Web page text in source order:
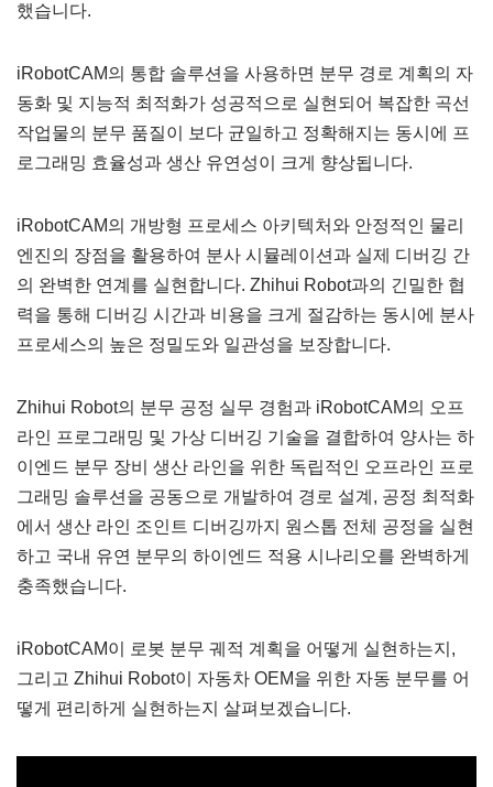
했습니다.
iRobotCAM의 통합 솔루션을 사용하면 분무 경로 계획의 자
동화 및 지능적 최적화가 성공적으로 실현되어 복잡한 곡선
작업물의 분무 품질이 보다 균일하고 정확해지는 동시에 프
로그래밍 효율성과 생산 유연성이 크게 향상됩니다.
iRobotCAM의 개방형 프로세스 아키텍처와 안정적인 물리
엔진의 장점을 활용하여 분사 시뮬레이션과 실제 디버깅 간
의 완벽한 연계를 실현합니다. Zhihui Robot과의 긴밀한 협
력을 통해 디버깅 시간과 비용을 크게 절감하는 동시에 분사
프로세스의 높은 정밀도와 일관성을 보장합니다.
Zhihui Robot의 분무 공정 실무 경험과 iRobotCAM의 오프
라인 프로그래밍 및 가상 디버깅 기술을 결합하여 양사는 하
이엔드 분무 장비 생산 라인을 위한 독립적인 오프라인 프로
그래밍 솔루션을 공동으로 개발하여 경로 설계, 공정 최적화
에서 생산 라인 조인트 디버깅까지 원스톱 전체 공정을 실현
하고 국내 유연 분무의 하이엔드 적용 시나리오를 완벽하게
충족했습니다.
iRobotCAM이 로봇 분무 궤적 계획을 어떻게 실현하는지,
그리고 Zhihui Robot이 자동차 OEM을 위한 자동 분무를 어
떻게 편리하게 실현하는지 살펴보겠습니다.